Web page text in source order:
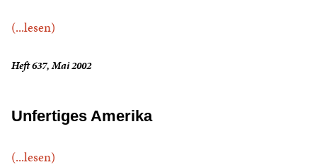
(...lesen)
Heft 637, Mai 2002
Unfertiges Amerika
(...lesen)